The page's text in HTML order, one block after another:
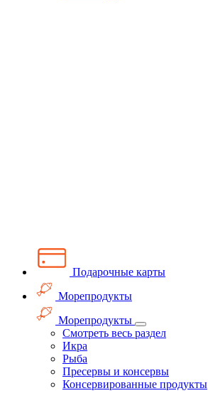
Подарочные карты
Морепродукты
Морепродукты
Смотреть весь раздел
Икра
Рыба
Пресервы и консервы
Консервированные продукты